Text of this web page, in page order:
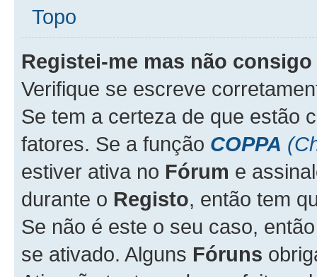
Topo
Registei-me mas não
Verifique se escreve
Se tem a certeza de que estão
fatores. Se a função COPPA
estiver ativa no Fórum e
durante o Registo, então tem
Se não é este o seu caso,
se ativado. Alguns Fóruns